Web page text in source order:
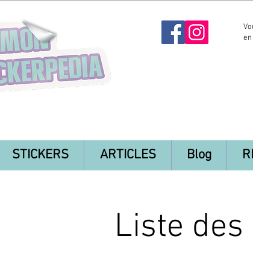
en
STICKERS ARTICLES Blog
Liste